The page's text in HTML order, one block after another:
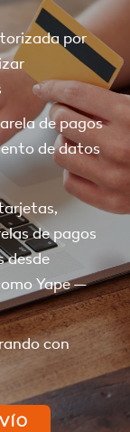
por
de pagos
de datos
de pagos
desde
Yape –
con